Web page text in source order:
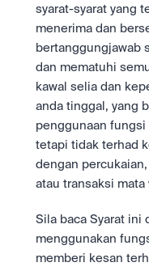
syarat-syarat yang
menerima dan
bertanggungjawab
dan mematuhi
kawal selia dan
anda tinggal, yang
penggunaan
tetapi tidak terhad
dengan
atau transaksi mata
Sila baca Syarat
menggunakan
memberi kesan